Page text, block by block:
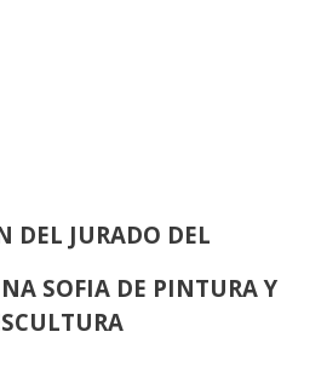
DEL JURADO DEL
SOFIA DE PINTURA Y